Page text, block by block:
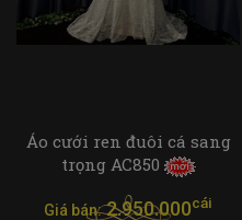
Áo cưới ren đuôi cá sang
trọng AC850
Giá bán:2.950.000cái